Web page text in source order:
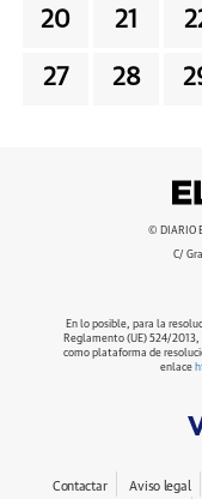
20 21
27 28
© DIARIO
C/
En lo posible, para la
Reglamento (UE) 524/2013,
como plataforma de
enlace
Contactar Aviso legal